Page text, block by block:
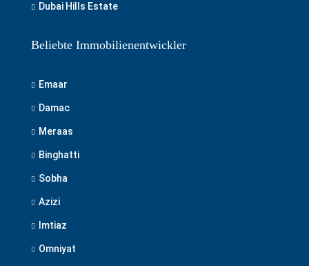
Dubai Hills Estate
Beliebte Immobilienentwickler
Emaar
Damac
Meraas
Binghatti
Sobha
Azizi
Imtiaz
Omniyat